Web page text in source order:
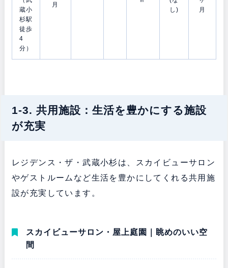
蔵小
杉駅
徒歩
4
分）
月
し)
月
1-3. 共用施設：生活を豊かにする施設
が充実
レジデンス・ザ・武蔵小杉は、スカイビューサロン
やゲストルームなど生活を豊かにしてくれる共用施
設が充実しています。
スカイビューサロン・屋上庭園｜眺めのいい空
間